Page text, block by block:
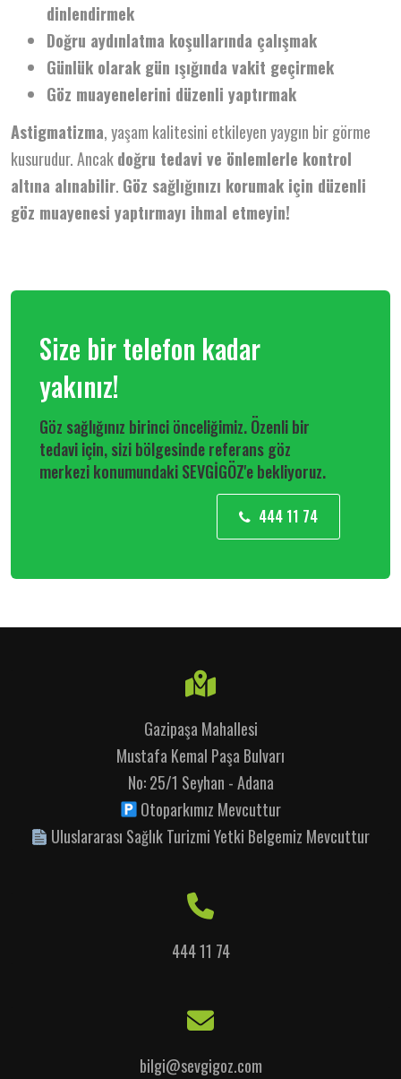
dinlendirmek
Doğru aydınlatma koşullarında çalışmak
Günlük olarak gün ışığında vakit geçirmek
Göz muayenelerini düzenli yaptırmak
Astigmatizma, yaşam kalitesini etkileyen yaygın bir görme
kusurudur. Ancakdoğru tedavi ve önlemlerle kontrol
altına alınabilir. Göz sağlığınızı korumak için düzenli
göz muayenesi yaptırmayı ihmal etmeyin!
Size bir telefon kadar
yakınız!
Göz sağlığınız birinci önceliğimiz. Özenli bir
tedavi için, sizi bölgesinde referans göz
merkezi konumundaki SEVGİGÖZ'e bekliyoruz.
444 11 74
Gazipaşa Mahallesi
Mustafa Kemal Paşa Bulvarı
No: 25/1 Seyhan - Adana
Otoparkımız Mevcuttur
Uluslararası Sağlık Turizmi Yetki Belgemiz Mevcuttur
444 11 74
bilgi@sevgigoz.com